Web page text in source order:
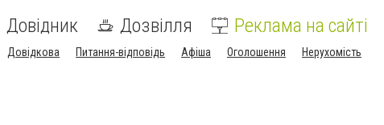
Довідник Дозвілля Реклама на сайті
Довідкова Питання-відповідь Афіша Оголошення Нерухомість